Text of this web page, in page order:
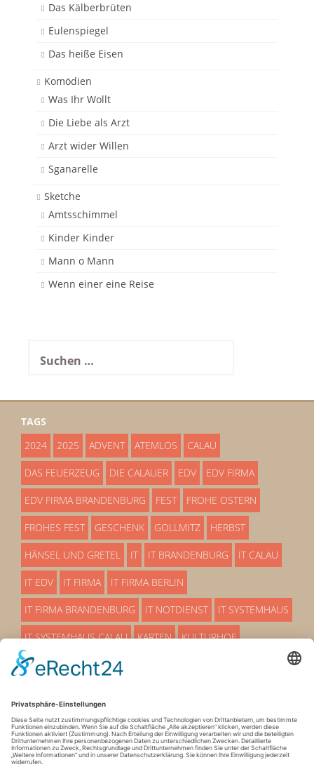
Das Kälberbrüten
Eulenspiegel
Das heiße Eisen
Komödien
Was Ihr Wollt
Die Liebe als Arzt
Arzt wider Willen
Sganarelle
Sketche
Amtsschimmel
Kinder Kinder
Mann o Mann
Wenn einer eine Reise
nach:
TAGS
2024
2025 ADVENT ATEMLOS CALAU
DAS FEUERZEUG DIE CALAUER EDV EDV FIRMA
EDV FIRMA BRANDENBURG FEST FROHE OSTERN
FROHES FEST GESCHENK GOLLMITZ HERBST
HÄNSEL UND GRETEL IT IT BRANDENBURG IT CALAU
IT EDV IT FIRMA IT FIRMA BERLIN
IT FIRMA BRANDENBURG IT NOTDIENST IT SYSTEMHAUS
IT SYSTEMHAUS CALAU KARTEN KULTURHOF
LÜBBENAU MÄRCHEN
SERVICEMITARBEITER SO EIN THEATER STADTHALLE
SYSTEMHAUS SYSTEMHAUS IT TERMIN